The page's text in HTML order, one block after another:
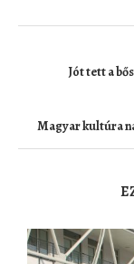
Jót tett a
Magyar kultúra